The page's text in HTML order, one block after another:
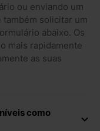
ou enviando um
também solicitar um
abaixo. Os
mais rapidamente
as suas
como